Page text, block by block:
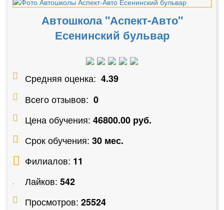
Автошкола "Аспект-Авто"
Есенинский бульвар
Средняя оценка: 4.39
Всего отзывов: 0
Цена обучения: 46800.00 руб.
Срок обучения: 30 мес.
Филиалов: 11
Лайков: 542
Просмотров: 25524